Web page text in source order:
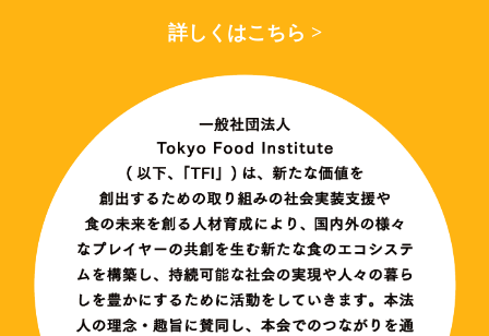
詳しくはこちら >